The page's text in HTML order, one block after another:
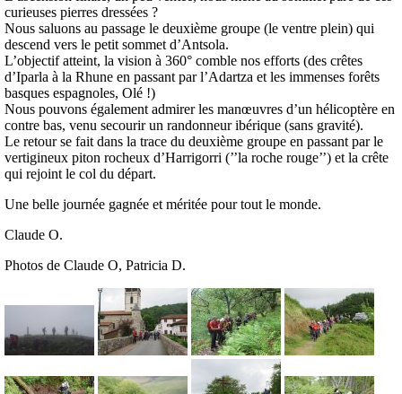
curieuses pierres dressées ?
Nous saluons au passage le deuxième groupe (le ventre plein) qui
descend vers le petit sommet d’Antsola.
L’objectif atteint, la vision à 360° comble nos efforts (des crêtes
d’Iparla à la Rhune en passant par l’Adartza et les immenses forêts
basques espagnoles, Olé !)
Nous pouvons également admirer les manœuvres d’un hélicoptère en
contre bas, venu secourir un randonneur ibérique (sans gravité).
Le retour se fait dans la trace du deuxième groupe en passant par le
vertigineux piton rocheux d’Harrigorri (’’la roche rouge’’) et la crête
qui rejoint le col du départ.
Une belle journée gagnée et méritée pour tout le monde.
Claude O.
Photos de Claude O, Patricia D.